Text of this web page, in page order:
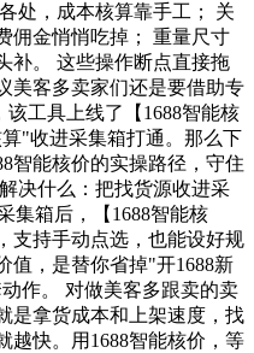
处，成本核算靠手工； 关
佣金悄悄吃掉； 重量尺寸
补。 这些操作断点直接拖
美客多卖家们还是要借助专
该工具上线了【1688智能核
"收进采集箱打通。那么下
智能核价的实操路径，守住
决什么：把找货源收进采
集箱后，【1688智能核
支持手动点选，也能设好规
值，是替你省掉"开1688新
作。 对做美客多跟卖的卖
是拿货成本和上架速度，找
越快。用1688智能核价，等